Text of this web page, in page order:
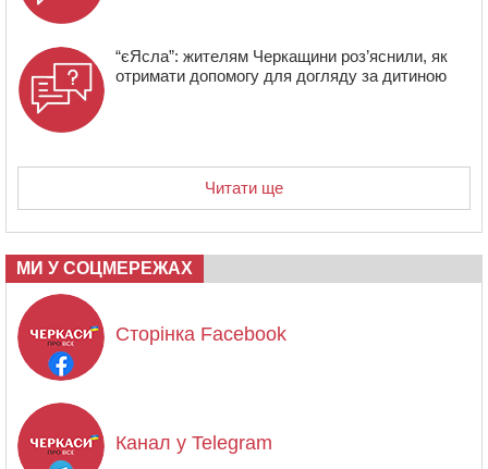
“єЯсла”: жителям Черкащини роз’яснили, як
отримати допомогу для догляду за дитиною
Читати ще
МИ У СОЦМЕРЕЖАХ
Сторінка Facebook
Канал у Telegram